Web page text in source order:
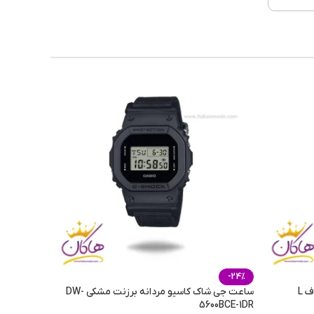
ساعت مچی لاکسمی زنانه فلزی کرنوگراف L
-24%
ساعت جی شاک کاسیو مردانه برزنت مشکی DW-
5600BCE-1DR